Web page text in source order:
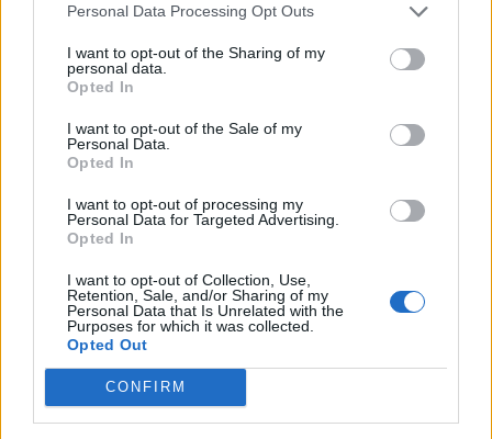
Personal Data Processing Opt Outs
I want to opt-out of the Sharing of my
personal data.
Opted In
I want to opt-out of the Sale of my
Personal Data.
Opted In
I want to opt-out of processing my
Personal Data for Targeted Advertising.
Opted In
I want to opt-out of Collection, Use,
Retention, Sale, and/or Sharing of my
Personal Data that Is Unrelated with the
Purposes for which it was collected.
Opted Out
CONFIRM
mesi. Con soli 20 euro al mese, include 300 minuti di
conversazione verso tutti, 200 sms, 600 minuti di chiamate verso
il telefono di rete fissa FASTWEB e 2 giga di traffico per navigare
Naviga Mobile 300, che con19 euro
al mese include 300
ore di traffico internet UMTS e la possibilità di acquistare la
CONDIVIDI QUESTO ARTICOLO:
E-mail LinkedIn Facebook
X Mastodon Telegram
WhatsApp